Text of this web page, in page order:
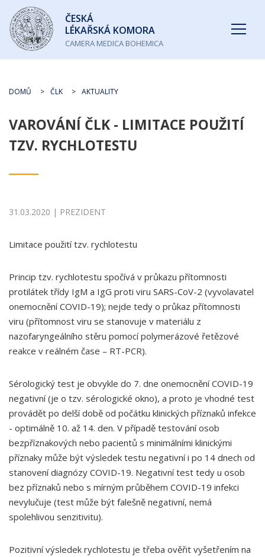
Česká
lékařská
komora
ČESKÁ
LÉKAŘSKÁ KOMORA
CAMERA MEDICA BOHEMICA
DOMŮ ČLK AKTUALITY
VAROVÁNÍ ČLK - LIMITACE POUŽITÍ
TZV. RYCHLOTESTU
31.03.2020 | PREZIDENT
Limitace použití tzv. rychlotestu
Princip tzv. rychlotestu spočívá v průkazu přítomnosti
protilátek třídy IgM a IgG proti viru SARS-CoV-2 (vyvolavatel
onemocnění COVID-19); nejde tedy o průkaz přítomnosti
viru (přítomnost viru se stanovuje v materiálu z
nazofaryngeálního stěru pomocí polymerázové řetězové
reakce v reálném čase – RT-PCR).
Sérologický test je obvykle do 7. dne onemocnění COVID-19
negativní (je o tzv. sérologické okno), a proto je vhodné test
provádět po delší době od počátku klinických příznaků infekce
- optimálně 10. až 14. den. V případě testování osob
bezpříznakových nebo pacientů s minimálními klinickými
příznaky může být výsledek testu negativní i po 14 dnech od
stanovení diagnózy COVID-19. Negativní test tedy u osob
bez příznaků nebo s mírným průběhem COVID-19 infekci
nevylučuje (test může být falešně negativní, nemá
spolehlivou senzitivitu).
Pozitivní výsledek rychlotestu je třeba ověřit vyšetřením na